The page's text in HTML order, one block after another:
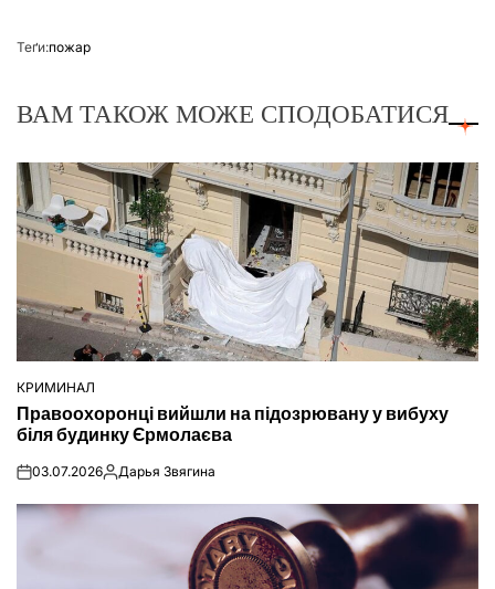
Теґи:пожар
ВАМ ТАКОЖ МОЖЕ СПОДОБАТИСЯ
ОПУБЛІКУВАТИ
КРИМИНАЛ
Правоохоронці вийшли на підозрювану у вибуху
біля будинку Єрмолаєва
on03.07.2026Опубліковано
Дарья Звягина